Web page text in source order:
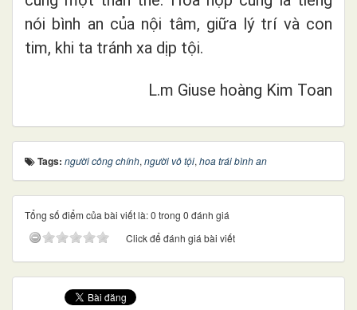
nói bình an của nội tâm, giữa lý trí và con
tim, khi ta tránh xa dịp tội.
L.m Giuse hoàng Kim Toan
Tags: người công chính, người vô tội, hoa trái bình an
Tổng số điểm của bài viết là: 0 trong 0 đánh giá
Click để đánh giá bài viết